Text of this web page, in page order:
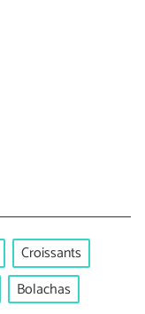
Croissants
Bolachas